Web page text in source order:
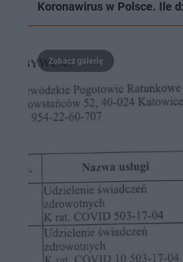
Koronawirus w Polsce. Ile